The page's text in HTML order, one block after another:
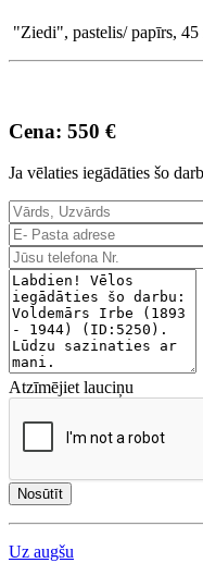
"Ziedi", pastelis/ papīrs,
Cena: 550 €
Ja vēlaties iegādāties šo
Atzīmējiet lauciņu
Nosūtīt
Uz augšu